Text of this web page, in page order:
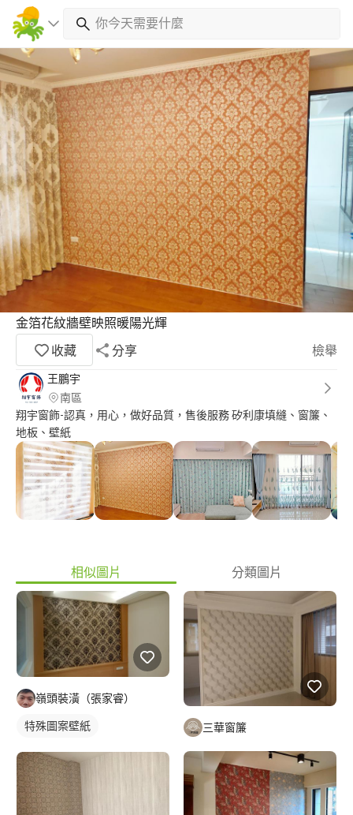
金箔花紋牆壁映照暖陽光輝
收藏
分享 檢舉
王鵬宇
南區
翔宇窗飾-認真，用心，做好品質，售後服務 矽利康填縫、窗簾、
地板、壁紙
相似圖片 分類圖片
嶺頭裝潢（張家睿）
特殊圖案壁紙 三華窗簾